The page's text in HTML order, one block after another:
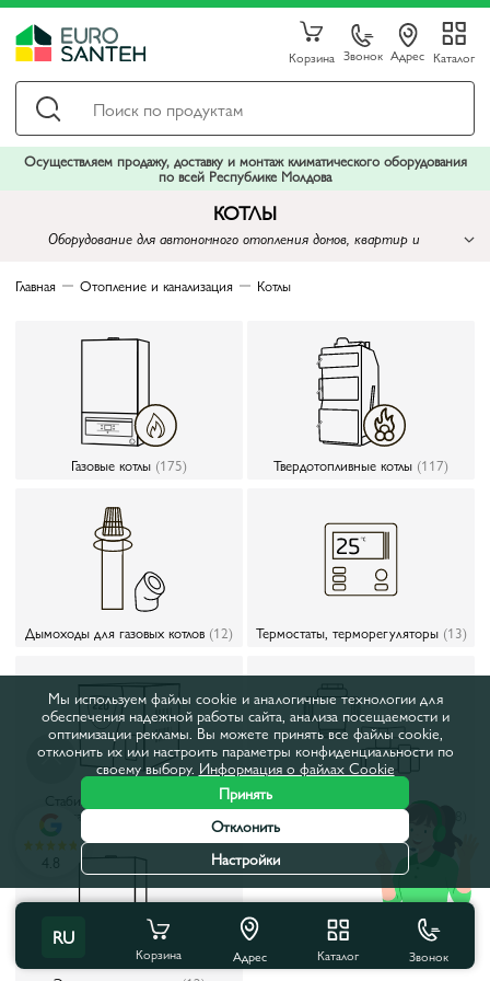
Корзина Звонок Адрес Каталог
Осуществляем продажу, доставку и монтаж климатического оборудования
по всей Республике Молдова
КОТЛЫ
Оборудование для автономного отопления домов, квартир и
Главная Отопление и канализация Котлы
Газовые котлы (175) Твердотопливные котлы (117)
Дымоходы для газовых котлов (12) Термостаты, терморегуляторы (13)
Стабилизаторы напряжения,
газовые клапаны(6) Материалы для монтажа котлов
RU
Корзина Адрес Каталог Звонок
4.8
Мы используем файлы cookie и аналогичные технологии для
обеспечения надежной работы сайта, анализа посещаемости и
оптимизации рекламы. Вы можете принять все файлы cookie,
отклонить их или настроить параметры конфиденциальности по
своему выбору. Информация о файлах Cookie
Принять
Отклонить
Настройки